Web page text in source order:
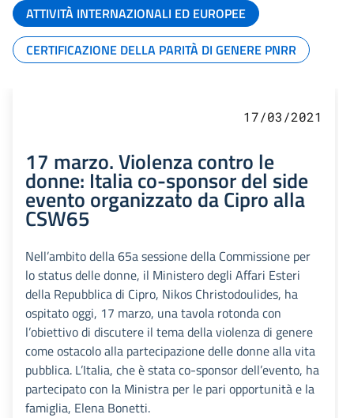
ATTIVITÀ INTERNAZIONALI ED EUROPEE
CERTIFICAZIONE DELLA PARITÀ DI GENERE PNRR
17/03/2021
17 marzo. Violenza contro le
donne: Italia co-sponsor del side
evento organizzato da Cipro alla
CSW65
Nell’ambito della 65a sessione della Commissione per
lo status delle donne, il Ministero degli Affari Esteri
della Repubblica di Cipro, Nikos Christodoulides, ha
ospitato oggi, 17 marzo, una tavola rotonda con
l’obiettivo di discutere il tema della violenza di genere
come ostacolo alla partecipazione delle donne alla vita
pubblica. L’Italia, che è stata co-sponsor dell’evento, ha
partecipato con la Ministra per le pari opportunità e la
famiglia, Elena Bonetti.